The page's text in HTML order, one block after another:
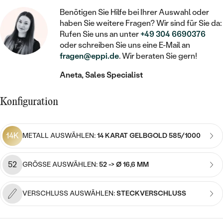
IM SET
GÜNSTIG
LUXURIÖSE
LAB GROWN DIAMANTEN ZUM
EINFASSEN
FARBIGE DIAMANTEN ZUM EINFASSEN
MIT DIAMANT
MIT LAB GROWN DIAMANT
MIT MOISSANIT
MIT FARBIGEN DIAMANTEN
MIT SCHWARZEN DIAMANTEN
SCHMUCK FÜR KINDER
BROSCHEN
SCHMUCKZUBEHÖR
NACH MATERIAL
SILBER
PLATIN
NACH STEIN
DIAMANTSCHMUCK
PIERCINGS
MIT EDELSTEIN
PERLENOHRRINGE
NACH PREIS
PREISWERTE
LUXURIÖSE
MEDAILLON
KETTEN
HERZKETTEN
MIT DIAMANT
MIT EDELSTEIN
PERLENKETTEN
NACH PREIS
SIEGELRINGE
PERSONALISIERT
NACH EDELSTEIN
MIT DIAMANT
MIT EDELSTEIN
PERLENRINGE
NACH PREIS
PREISWERTE
Benötigen Sie Hilfe bei Ihrer Auswahl oder
haben Sie weitere Fragen? Wir sind für Sie da:
Rufen Sie uns an unter+49 304 6690376
oder schreiben Sie uns eine E-Mail an
fragen@eppi.de. Wir beraten Sie gern!
Aneta, Sales Specialist
Konfiguration
14K METALL AUSWÄHLEN:14 KARAT GELBGOLD 585/1000
52 GRÖSSE AUSWÄHLEN:52 -> Ø 16,6 MM
VERSCHLUSS AUSWÄHLEN:STECKVERSCHLUSS